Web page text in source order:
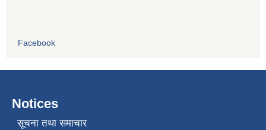
Facebook
Notices
सूचना तथा समाचार